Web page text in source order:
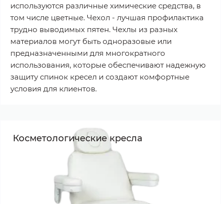
используются различные химические средства, в
том числе цветные. Чехол - лучшая профилактика
трудно выводимых пятен. Чехлы из разных
материалов могут быть одноразовые или
предназначенными для многократного
использования, которые обеспечивают надежную
защиту спинок кресел и создают комфортные
условия для клиентов.
Косметологические кресла